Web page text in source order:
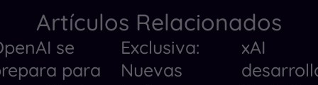
Artículos Relacionados
Herramientas de IA
Noticias
se
para
Noticias
Exclusiva:
Nuevas
xAI